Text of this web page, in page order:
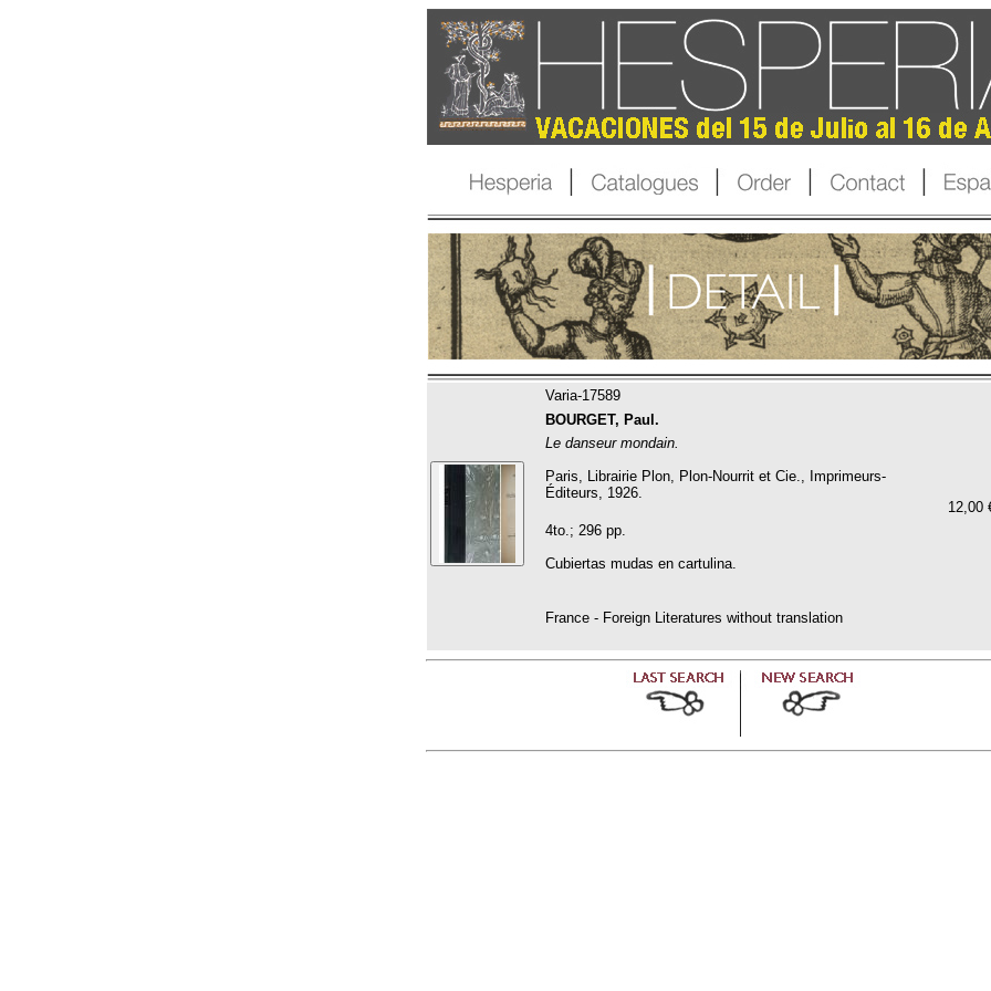
Varia-17589
BOURGET, Paul.
12,00
Le danseur mondain.
Paris, Librairie Plon, Plon-Nourrit et Cie., Imprimeurs-
Éditeurs, 1926.
4to.; 296 pp.
Cubiertas mudas en cartulina.
France - Foreign Literatures without translation